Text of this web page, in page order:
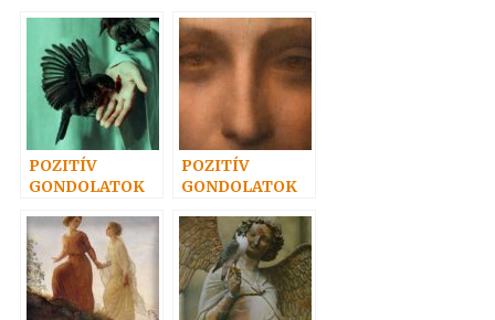
POZITÍV
GONDOLATOK
POZITÍV
GONDOLATOK